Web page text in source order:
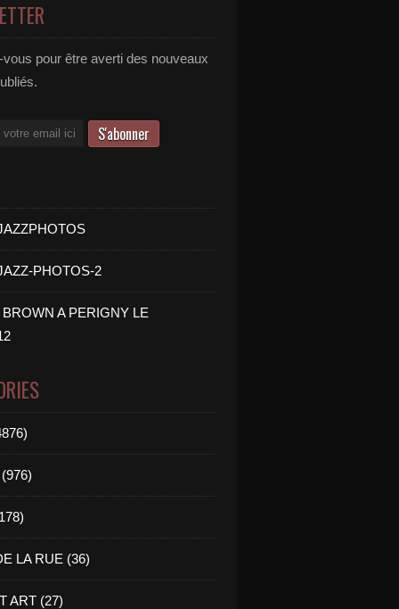
pour être averti des nouveaux
PHOTOS-2
A PERIGNY LE
LA RUE (36)
ART (27)